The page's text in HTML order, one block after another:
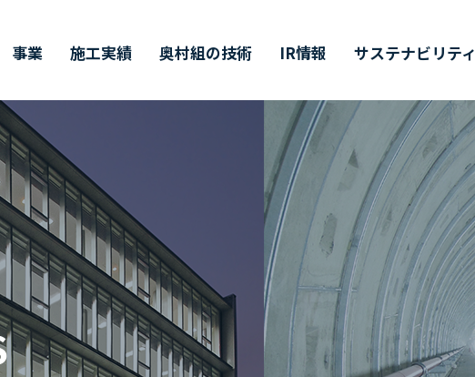
経営理念・企業行動規範 会社概要
事業所一覧 CMギャラリー
事業 施工実績 奥村組の技術
建築技術 環境技術
IR情報
有価証券報告書・
四半期（半期）報告書
その他開示情報
株主総会 株主通信
株価情報リンク
単元未満株式の
買取請求について
サステナビリティ
ナビリティ
価値創造プロセス ESG/SDGsについて
ダイバーシティ・エクイティ
&インクルージョン
DX戦略
TCFDの枠組みに基づく
気候関連の情報開示
キャリア採用 インターンシップ